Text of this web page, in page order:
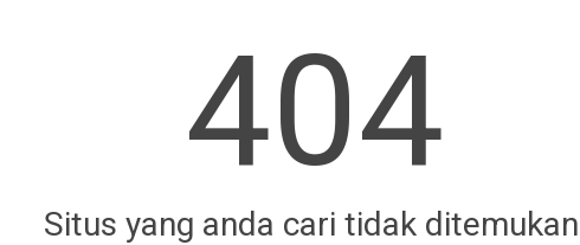
404
Situs yang anda cari tidak